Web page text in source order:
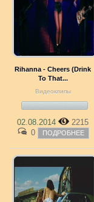
Rihanna - Cheers (Drink
To That...
Видеоклипы
02.08.2014
2215
0
ПОДРОБНЕЕ